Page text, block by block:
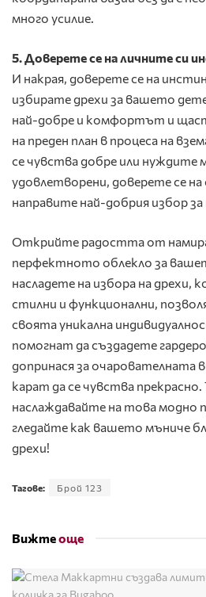
много усилие.
5. Доверете се на личните си
И накрая, доверете се на
избирате дрехи за вашето
най-добре и комфортът и
на преден план в процеса на
се чувства добре или нуждите
удовлетворени, доверете се на
направите най-добрия избор
Открийте радостта от
перфектното облекло за
насладете на избора на дрехи,
стилни и функционални,
своята уникална
помогнат да създадете
допринася за очарователната
карат да се чувства прекрасно.
наслаждавайте на това модно
гледайте как вашето мъниче
дрехи!
Тагове: Брой 123
Вижтеоще